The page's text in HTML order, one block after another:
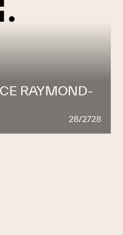
RAYMOND-
28/2728